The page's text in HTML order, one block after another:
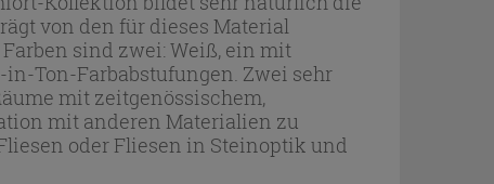
von den für dieses Material
sind zwei: Weiß, ein mit
in-Ton-Farbabstufungen. Zwei sehr
mit zeitgenössischem,
mit anderen Materialien zu
oder Fliesen in Steinoptik und